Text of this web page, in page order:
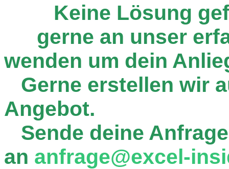
Keine Lösung
gerne an unser
wenden um dein
Gerne erstellen wir
Angebot.
Sende deine
an anfrage@excel-